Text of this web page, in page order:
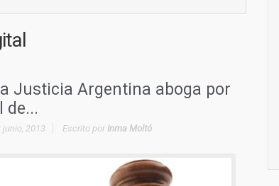
Justicia Argentina aboga por
de...
junio, 2013 Escrito por Inma Moltó